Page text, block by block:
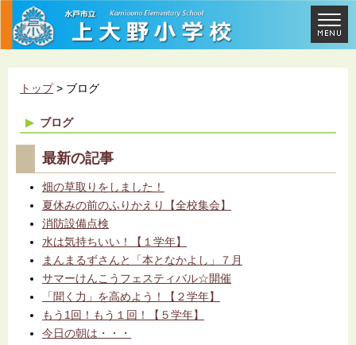
トップ> ブログ
ブログ
最新の記事
畑の草取りをしました！
夏休みの前のふりかえり【全校集会】
消防設備点検
水は気持ちいい！【１学年】
まんまるずさんと「本となかよし」７月
サマーけんこうフェスティバル☆開催
「聞く力」を高めよう！【２学年】
もう1回！もう１回！【５学年】
今日の朝は・・・